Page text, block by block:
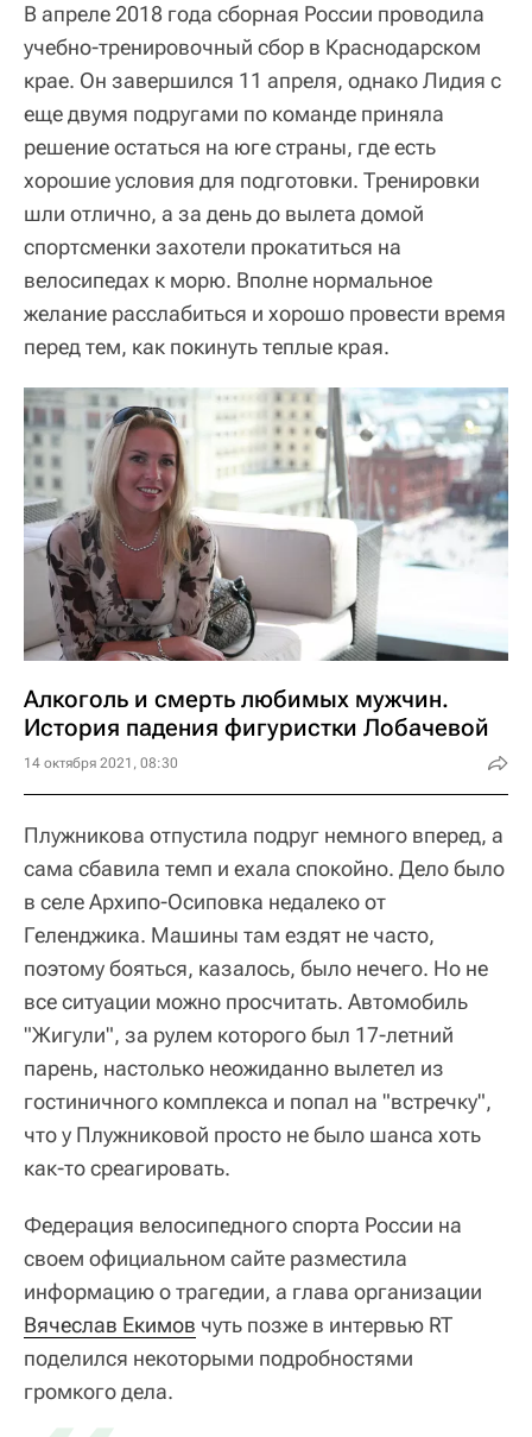
В апреле 2018 года сборная России проводила
учебно-тренировочный сбор в Краснодарском
крае. Он завершился 11 апреля, однако Лидия с
еще двумя подругами по команде приняла
решение остаться на юге страны, где есть
хорошие условия для подготовки. Тренировки
шли отлично, а за день до вылета домой
спортсменки захотели прокатиться на
велосипедах к морю. Вполне нормальное
желание расслабиться и хорошо провести время
перед тем, как покинуть теплые края.
Алкоголь и смерть любимых мужчин.
История падения фигуристки Лобачевой
14 октября 2021, 08:30
Плужникова отпустила подруг немного вперед, а
сама сбавила темп и ехала спокойно. Дело было
в селе Архипо-Осиповка недалеко от
Геленджика. Машины там ездят не часто,
поэтому бояться, казалось, было нечего. Но не
все ситуации можно просчитать. Автомобиль
"Жигули", за рулем которого был 17-летний
парень, настолько неожиданно вылетел из
гостиничного комплекса и попал на "встречку",
что у Плужниковой просто не было шанса хоть
как-то среагировать.
Федерация велосипедного спорта России на
своем официальном сайте разместила
информацию о трагедии, а глава организации
Вячеслав Екимов чуть позже в интервью RT
поделился некоторыми подробностями
громкого дела.